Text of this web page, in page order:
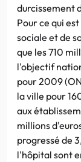
durcissement
Pour ce qui
sociale et de
que les 710
l'objectif
pour 2009
la ville pour
aux
millions
progressé de
l'hôpital sont